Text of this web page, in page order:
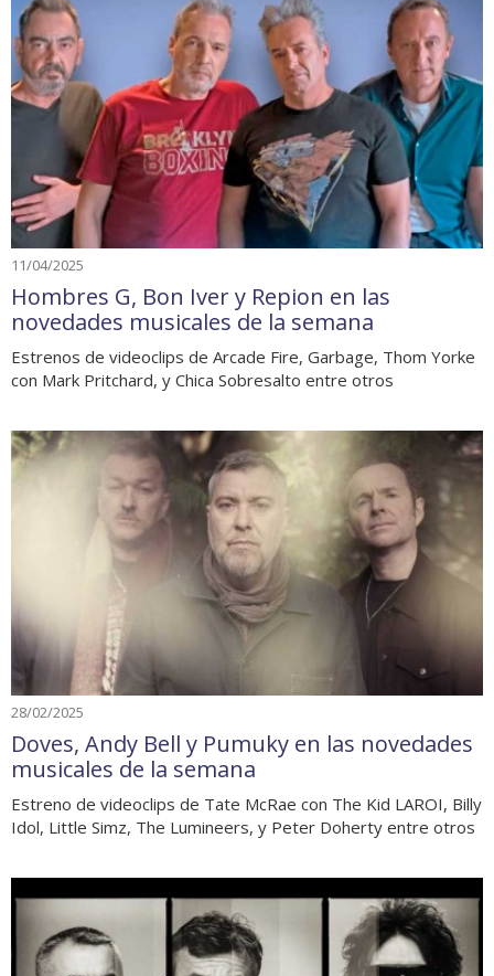
11/04/2025
Hombres G, Bon Iver y Repion en las
novedades musicales de la semana
Estrenos de videoclips de Arcade Fire, Garbage, Thom Yorke
con Mark Pritchard, y Chica Sobresalto entre otros
28/02/2025
Doves, Andy Bell y Pumuky en las novedades
musicales de la semana
Estreno de videoclips de Tate McRae con The Kid LAROI, Billy
Idol, Little Simz, The Lumineers, y Peter Doherty entre otros